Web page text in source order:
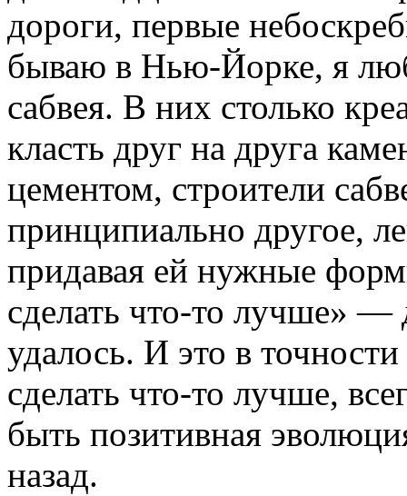
дороги, первые
бываю в Нью-Йорке, я
сабвея. В них столько
класть друг на друга
цементом, строители
принципиально другое,
придавая ей нужные
сделать что-то лучше» —
удалось. И это в
сделать что-то лучше,
быть позитивная
назад.